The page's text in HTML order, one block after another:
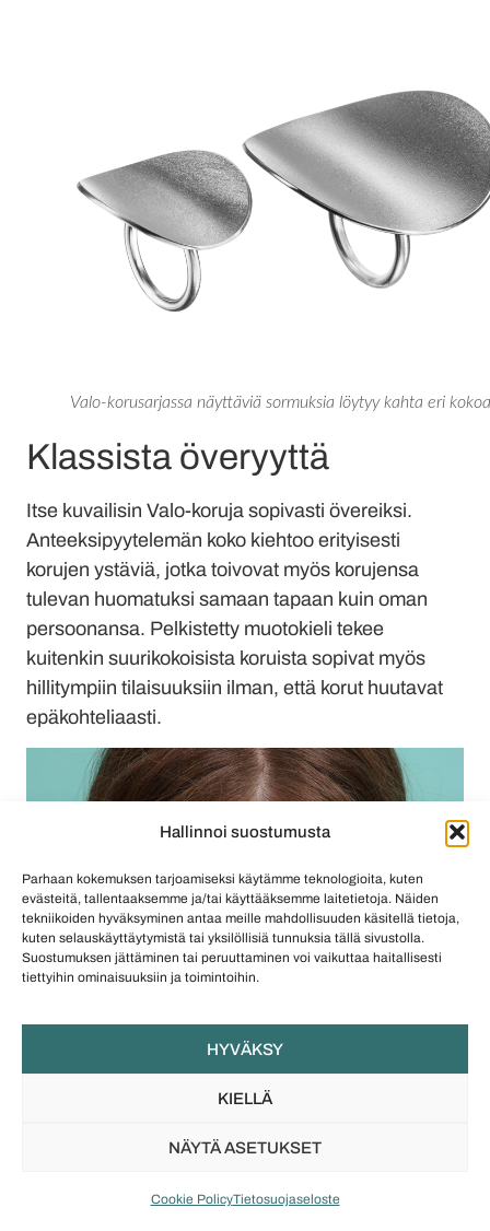
Hallinnoi suostumusta
Parhaan kokemuksen tarjoamiseksi käytämme teknologioita, kuten
evästeitä, tallentaaksemme ja/tai käyttääksemme laitetietoja. Näiden
tekniikoiden hyväksyminen antaa meille mahdollisuuden käsitellä tietoja,
kuten selauskäyttäytymistä tai yksilöllisiä tunnuksia tällä sivustolla.
Suostumuksen jättäminen tai peruuttaminen voi vaikuttaa haitallisesti
tiettyihin ominaisuuksiin ja toimintoihin.
HYVÄKSY
KIELLÄ
NÄYTÄ ASETUKSET
Cookie PolicyTietosuojaseloste
Valo-korusarjassa näyttäviä sormuksia löytyy kahta eri
Klassista överyyttä
Itse kuvailisin Valo-koruja sopivasti övereiksi.
Anteeksipyytelemän koko kiehtoo erityisesti
korujen ystäviä, jotka toivovat myös korujensa
tulevan huomatuksi samaan tapaan kuin oman
persoonansa. Pelkistetty muotokieli tekee
kuitenkin suurikokoisista koruista sopivat myös
hillitympiin tilaisuuksiin ilman, että korut huutavat
epäkohteliaasti.